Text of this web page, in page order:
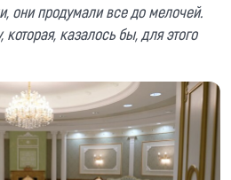
они продумали все до мелочей.
казалось бы, для этого